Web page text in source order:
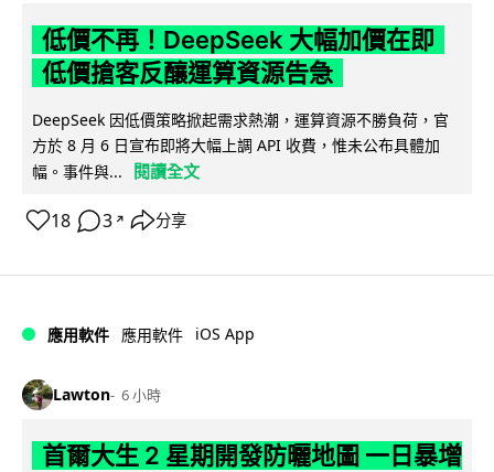
低價不再！DeepSeek 大幅加價在即
低價搶客反釀運算資源告急
DeepSeek 因低價策略掀起需求熱潮，運算資源不勝負荷，官
方於 8 月 6 日宣布即將大幅上調 API 收費，惟未公布具體加
幅。事件與...
閱讀全文
18 3 ↗ 分享
應用軟件 應用軟件 iOS App
Lawton 6 小時
首爾大生 2 星期開發防曬地圖 一日暴增